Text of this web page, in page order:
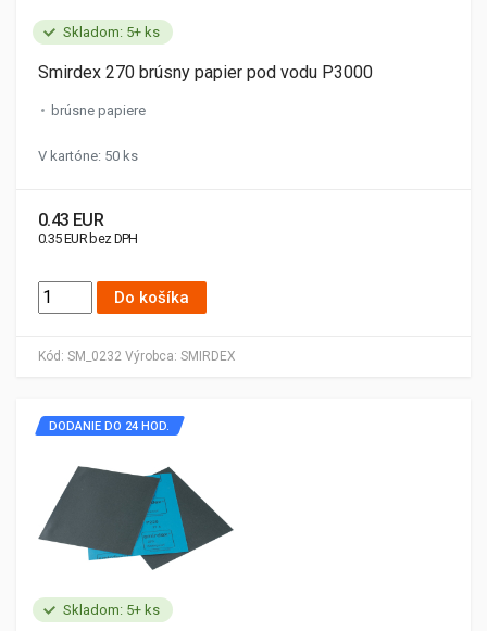
Skladom: 5+ ks
Kód: SM_0232 Výrobca: SMIRDEX
Smirdex 270 brúsny papier pod vodu P3000
brúsne papiere
V kartóne: 50 ks
0.43 EUR
0.35 EUR bez DPH
Do košíka
Skladom: 5+ ks
DODANIE DO 24 HOD.